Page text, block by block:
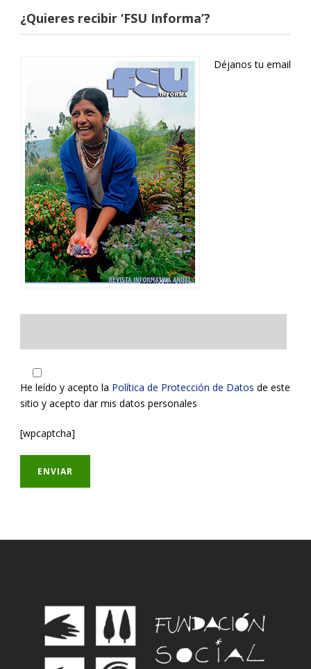
¿Quieres recibir ‘FSU Informa’?
Déjanos tu email
He leído y acepto la Política de Protección de Datos de este
sitio y acepto dar mis datos personales
[wpcaptcha]